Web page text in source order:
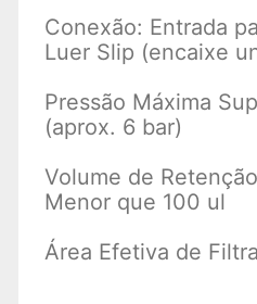
Conexão: Entrada
Luer Slip (encaixe
Pressão Máxima
(aprox. 6 bar)
Volume de
Menor que 100 ul
Área Efetiva de